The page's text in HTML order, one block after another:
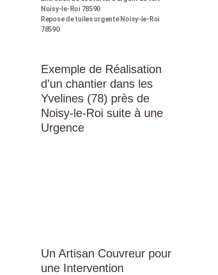
Noisy-le-Roi 78590
Repose de tuiles urgente Noisy-le-Roi
78590
Exemple de Réalisation
d’un chantier dans les
Yvelines (78) près de
Noisy-le-Roi suite à une
Urgence
Un Artisan Couvreur pour
une Intervention